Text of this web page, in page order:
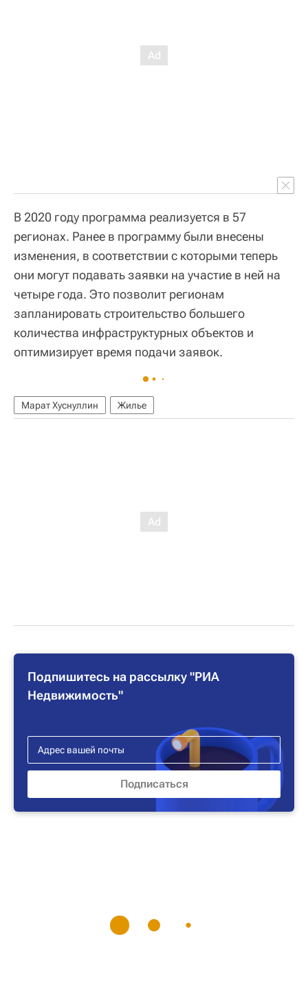
В 2020 году программа реализуется в 57
регионах. Ранее в программу были внесены
изменения, в соответствии с которыми теперь
они могут подавать заявки на участие в ней на
четыре года. Это позволит регионам
запланировать строительство большего
количества инфраструктурных объектов и
оптимизирует время подачи заявок.
Марат Хуснуллин Жилье
Подпишитесь на рассылку "РИА
Недвижимость"